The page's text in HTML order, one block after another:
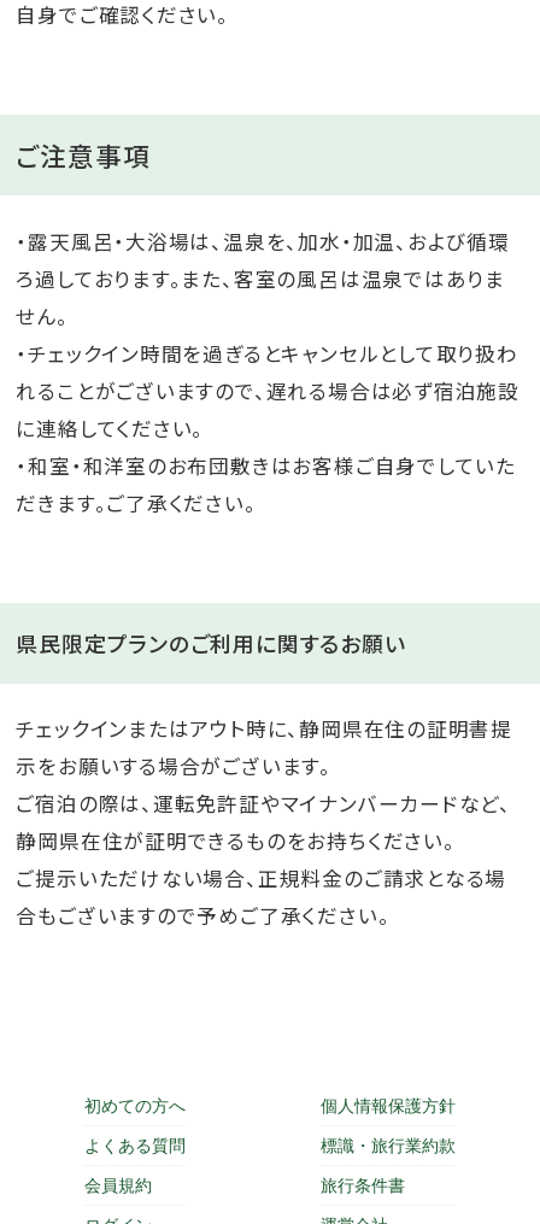
自身でご確認ください。
ご注意事項
・露天風呂・大浴場は、温泉を、加水・加温、および循環
ろ過しております。また、客室の風呂は温泉ではありま
せん。
・チェックイン時間を過ぎるとキャンセルとして取り扱わ
れることがございますので、遅れる場合は必ず宿泊施設
に連絡してください。
・和室・和洋室のお布団敷きはお客様ご自身でしていた
だきます。ご了承ください。
県民限定プランのご利用に関するお願い
チェックインまたはアウト時に、静岡県在住の証明書提
示をお願いする場合がございます。
ご宿泊の際は、運転免許証やマイナンバーカードなど、
静岡県在住が証明できるものをお持ちください。
ご提示いただけない場合、正規料金のご請求となる場
合もございますので予めご了承ください。
初めての方へ
よくある質問
会員規約
個人情報保護方針
標識・旅行業約款
旅行条件書